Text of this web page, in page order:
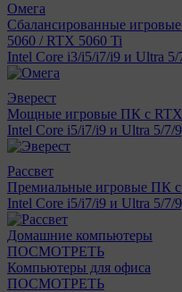
Омега
Сбалансированные
5060 / RTX 5060 Ti
Intel Core i3/i5/i7/i9 и Ultra
Эверест
Мощные игровые ПК с RTX
Intel Core i5/i7/i9 и Ultra 5/7/
Рассвет
Премиальные игровые ПК
Intel Core i5/i7/i9 и Ultra 5/7/
Домашние компьютеры
ПОСМОТРЕТЬ
Компьютеры для офиса
ПОСМОТРЕТЬ